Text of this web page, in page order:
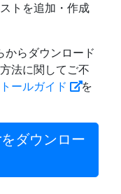
トを追加・作成
らダウンロード
法に関してご不
ールガイド
を
ダウンロー